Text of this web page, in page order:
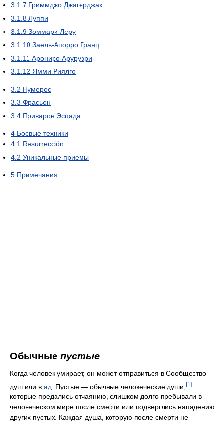
3.1.7 Гриммджо Джагерджак
3.1.8 Луппи
3.1.9 Зоммари Леру
3.1.10 Заель-Апорро Гранц
3.1.11 Арониро Аруруэри
3.1.12 Ямми Риялго
3.2 Нумерос
3.3 Фрасьон
3.4 Приварон Эспада
4 Боевые техники
4.1 Resurrección
4.2 Уникальные приемы
5 Примечания
Обычные пустые
Когда человек умирает, он может отправиться в Сообщество
душ или в ад . Пустые — обычные человеческие души, [1]
которые предались отчаянию, слишком долго пребывали в
человеческом мире после смерти или подверглись нападению
других пустых. Каждая душа, которую после смерти не